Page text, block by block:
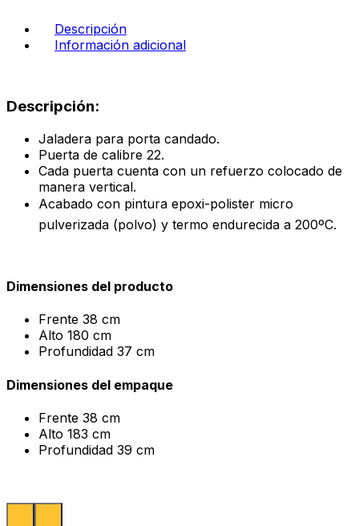
negro
cantidad
Descripción
Información adicional
Descripción:
Jaladera para porta candado.
Puerta de calibre 22.
Cada puerta cuenta con un refuerzo colocado de
manera vertical.
Acabado con pintura epoxi-polister micro
pulverizada (polvo) y termo endurecida a 200ºC.
Dimensiones del producto
Frente 38 cm
Alto 180 cm
Profundidad 37 cm
Dimensiones del empaque
Frente 38 cm
Alto 183 cm
Profundidad 39 cm